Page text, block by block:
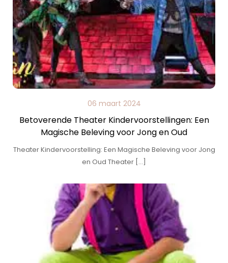
06 maart 2024
Betoverende Theater Kindervoorstellingen: Een
Magische Beleving voor Jong en Oud
Theater Kindervoorstelling: Een Magische Beleving voor Jong
en Oud Theater […]